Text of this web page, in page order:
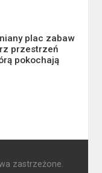
plac zabaw
przestrzeń
pokochają
zastrzeżone.